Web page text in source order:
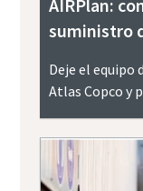
AIRPlan:
suministro
Deje el equipo
Atlas Copco y